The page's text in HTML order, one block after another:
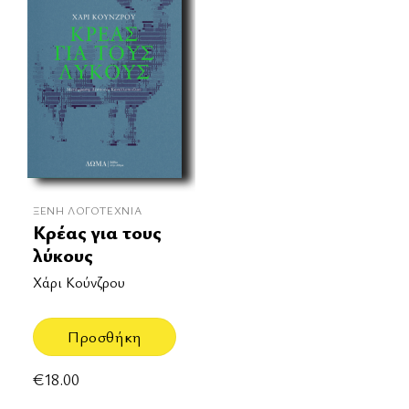
ΞΈΝΗ ΛΟΓΟΤΕΧΝΊΑ
Κρέας για τους
λύκους
Χάρι Κούνζρου
Προσθήκη
€18.00